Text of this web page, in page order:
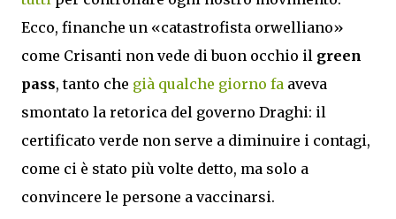
Ecco, finanche un «catastrofista orwelliano»
come Crisanti non vede di buon occhio il green
pass, tanto che già qualche giorno fa aveva
smontato la retorica del governo Draghi: il
certificato verde non serve a diminuire i contagi,
come ci è stato più volte detto, ma solo a
convincere le persone a vaccinarsi.